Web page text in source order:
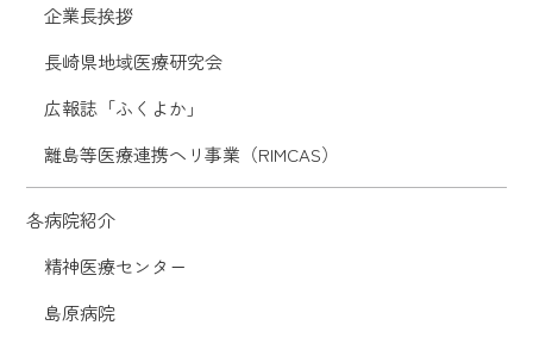
企業長挨拶
長崎県地域医療研究会
広報誌「ふくよか」
離島等医療連携ヘリ事業（RIMCAS）
各病院紹介
精神医療センター
島原病院